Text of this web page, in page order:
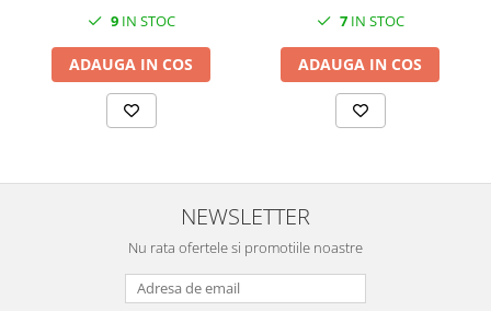
FLOWER FESTIVAL BLUE
FLOWER FESTIVAL RED
LOVE BIRDS
CHIQUE VERDE
CHIQUE STRIPES GALBEN
9IN STOC
ADAUGA IN COS
7IN STOC
ADAUGA IN COS
NEWSLETTER
Nu rata ofertele si promotiile noastre